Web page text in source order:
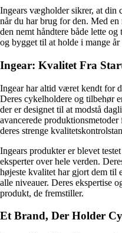
Ingears vægholder sikrer, at
når du har brug for den. Med
den nemt håndtere både lette
og bygget til at holde i mange år
Ingear: Kvalitet Fra
Ingear har altid været kendt for
Deres cykelholdere og tilbehør
der er designet til at modstå
avancerede
deres strenge
Ingears produkter er blevet
eksperter over hele verden.
højeste kvalitet har gjort dem til
alle niveauer. Deres ekspertise
produkt, de fremstiller.
Et Brand, Der Holder